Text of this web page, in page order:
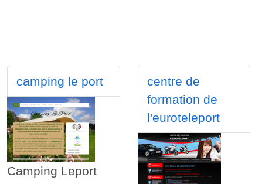
camping le port
Camping Leport
centre de
formation de
l'euroteleport